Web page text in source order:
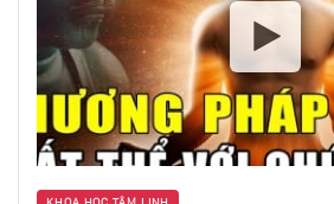
Nhân Cách - Chính
Diễn Kịch
Sao Phải Noi Gương?